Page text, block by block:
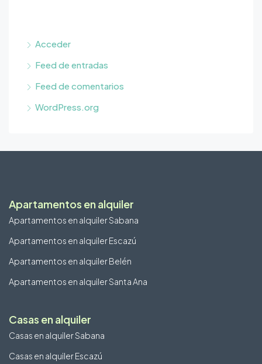
Acceder
Feed de entradas
Feed de comentarios
WordPress.org
Apartamentos en alquiler
Apartamentos en alquiler Sabana
Apartamentos en alquiler Escazú
Apartamentos en alquiler Belén
Apartamentos en alquiler Santa Ana
Casas en alquiler
Casas en alquiler Sabana
Casas en alquiler Escazú